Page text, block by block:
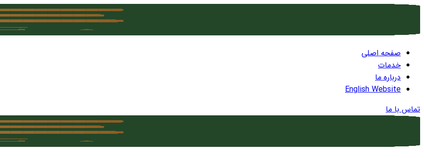
صفحه اصلی
خدمات
درباره ما
English Website
تماس با ما